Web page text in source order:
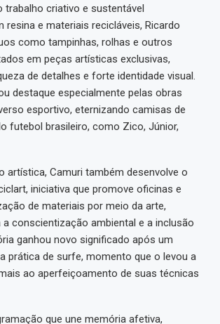
trabalho criativo e sustentável
resina e materiais recicláveis, Ricardo
como tampinhas, rolhas e outros
em peças artísticas exclusivas,
de detalhes e forte identidade visual.
destaque especialmente pelas obras
esportivo, eternizando camisas de
futebol brasileiro, como Zico, Júnior,
artística, Camuri também desenvolve o
iniciativa que promove oficinas e
de materiais por meio da arte,
conscientização ambiental e a inclusão
ganhou novo significado após um
prática de surfe, momento que o levou a
ao aperfeiçoamento de suas técnicas
que une memória afetiva,